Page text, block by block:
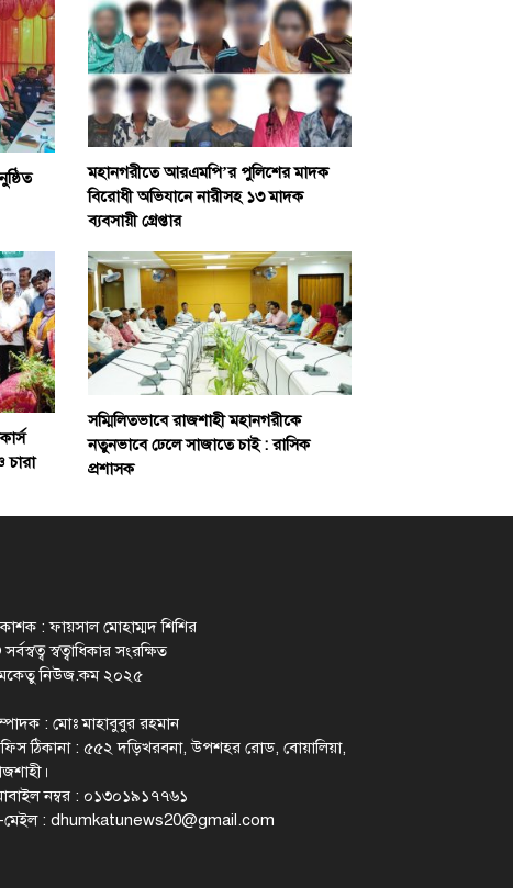
মহানগরীতে আরএমপি’র পুলিশের মাদক
বিরোধী অভিযানে নারীসহ ১৩ মাদক
ব্যবসায়ী গ্রেপ্তার
চারা
সম্মিলিতভাবে রাজশাহী মহানগরীকে
নতুনভাবে ঢেলে সাজাতে চাই : রাসিক
প্রশাসক
: ফায়সাল মোহাম্মদ শিশির
স্বত্বাধিকার সংরক্ষিত
নিউজ.কম ২০২৫
: মোঃ মাহাবুবুর রহমান
ঠিকানা : ৫৫২ দড়িখরবনা, উপশহর রোড, বোয়ালিয়া,
নম্বর : ০১৩০১৯১৭৭৬১
: dhumkatunews20@gmail.com